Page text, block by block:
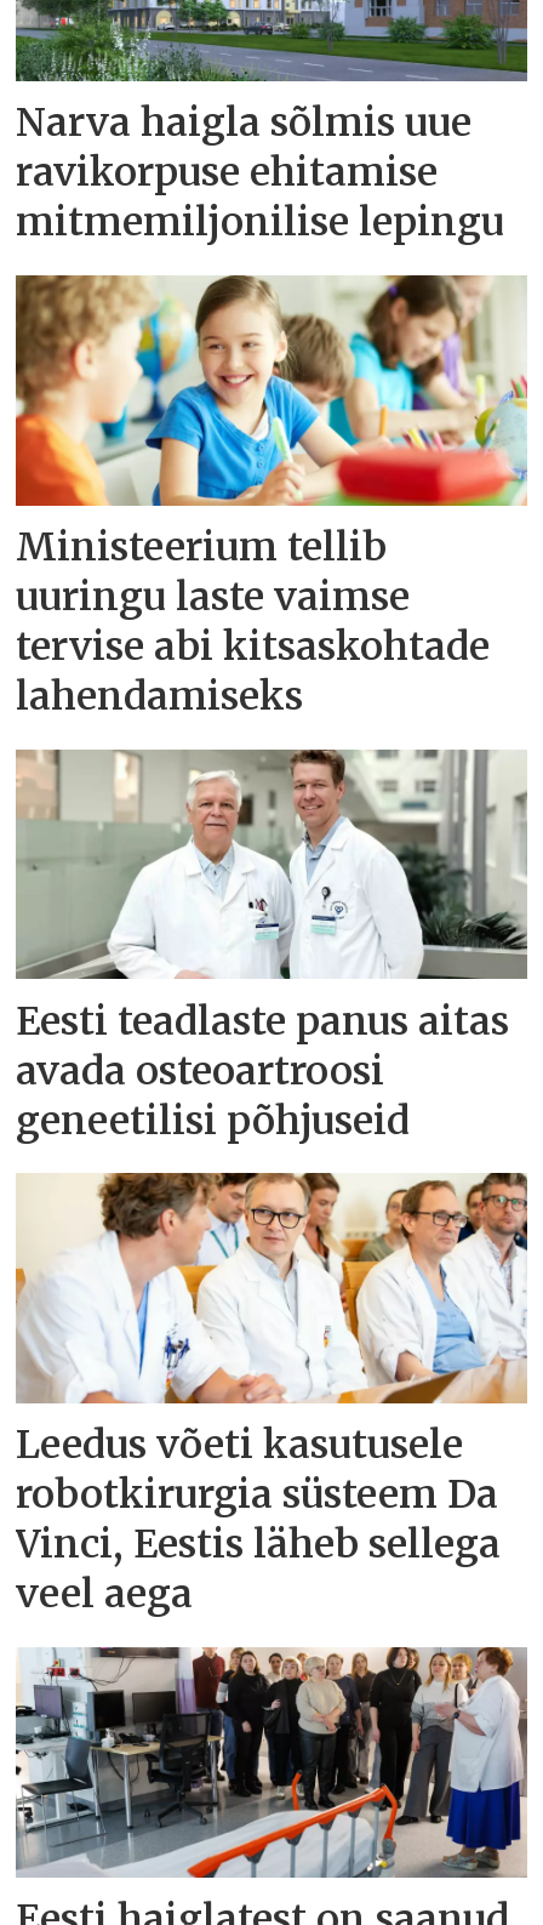
Narva haigla sõlmis uue
ravikorpuse ehitamise
mitmemiljonilise lepingu
Ministeerium tellib
uuringu laste vaimse
tervise abi kitsaskohtade
lahendamiseks
Eesti teadlaste panus aitas
avada osteoartroosi
geneetilisi põhjuseid
Leedus võeti kasutusele
robotkirurgia süsteem Da
Vinci, Eestis läheb sellega
veel aega